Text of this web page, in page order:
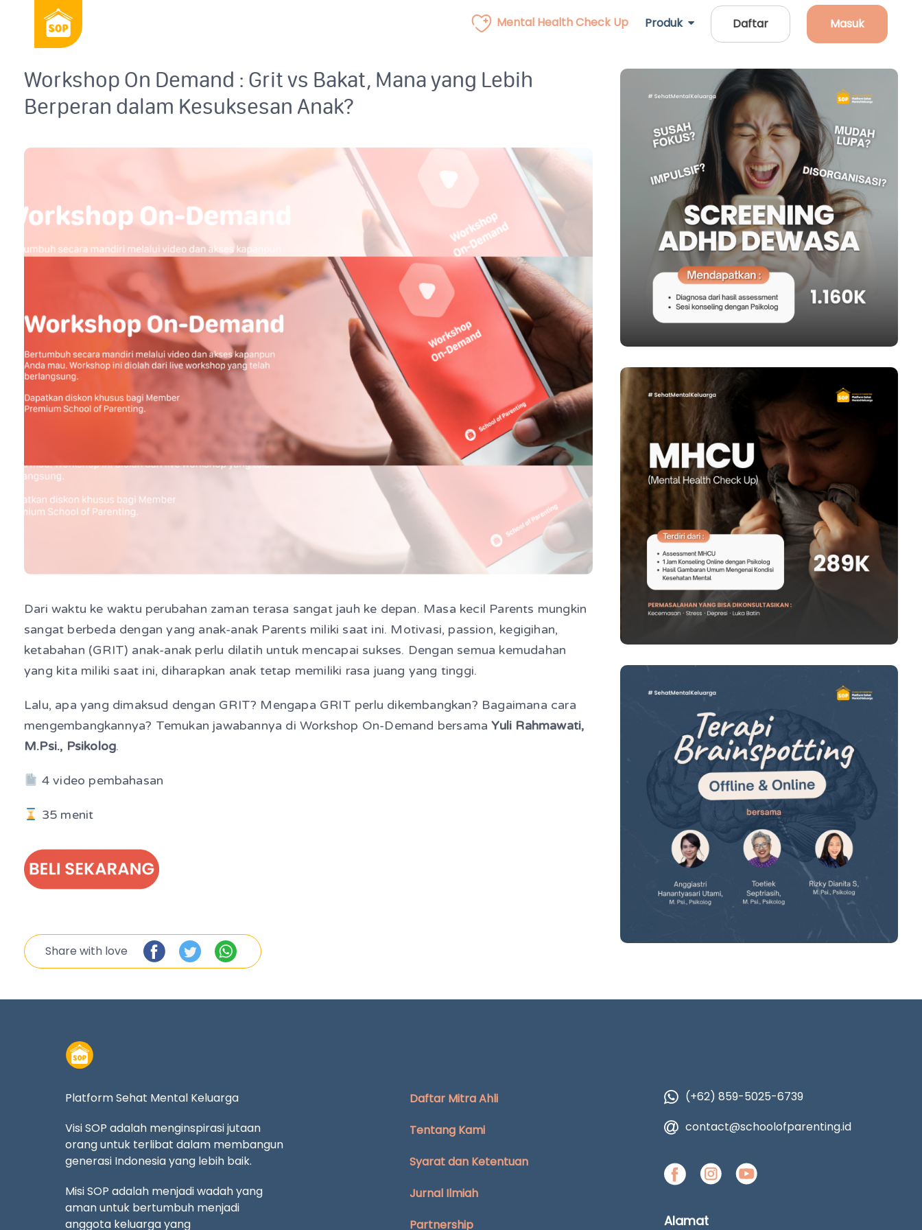
Mental Health Check Up Produk Daftar Masuk
Workshop On Demand : Grit vs Bakat, Mana yang Lebih
Berperan dalam Kesuksesan Anak?
Dari waktu ke waktu perubahan zaman terasa sangat jauh ke depan. Masa kecil Parents mungkin
sangat berbeda dengan yang anak-anak Parents miliki saat ini. Motivasi, passion, kegigihan,
ketabahan (GRIT) anak-anak perlu dilatih untuk mencapai sukses. Dengan semua kemudahan
yang kita miliki saat ini, diharapkan anak tetap memiliki rasa juang yang tinggi.
Lalu, apa yang dimaksud dengan GRIT? Mengapa GRIT perlu dikembangkan? Bagaimana cara
mengembangkannya? Temukan jawabannya di Workshop On-Demand bersamaYuli Rahmawati,
M.Psi., Psikolog.
4 video pembahasan
35 menit
Share with love
Platform Sehat Mental Keluarga
Visi SOP adalah menginspirasi jutaan
orang untuk terlibat dalam membangun
generasi Indonesia yang lebih baik.
Misi SOP adalah menjadi wadah yang
aman untuk bertumbuh menjadi
anggota keluarga yang
Daftar Mitra Ahli
Tentang Kami
Syarat dan Ketentuan
Jurnal Ilmiah
Partnership
(+62) 859-5025-6739
contact@schoolofparenting.id
Alamat